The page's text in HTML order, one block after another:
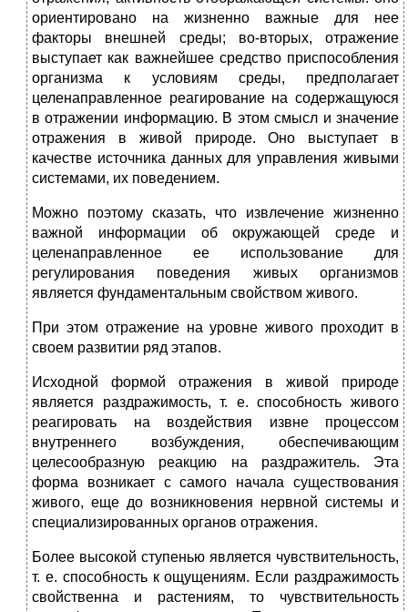
ориентировано на жизненно важные для нее
факторы внешней среды; во-вторых, отражение
выступает как важнейшее средство приспособления
организма к условиям среды, предполагает
целенаправленное реагирование на содержащуюся
в отражении информацию. В этом смысл и значение
отражения в живой природе. Оно выступает в
качестве источника данных для управления живыми
системами, их поведением.
Можно поэтому сказать, что извлечение жизненно
важной информации об окружающей среде и
целенаправленное ее использование для
регулирования поведения живых организмов
является фундаментальным свойством живого.
При этом отражение на уровне живого проходит в
своем развитии ряд этапов.
Исходной формой отражения в живой природе
является раздражимость, т. е. способность живого
реагировать на воздействия извне процессом
внутреннего возбуждения, обеспечивающим
целесообразную реакцию на раздражитель. Эта
форма возникает с самого начала существования
живого, еще до возникновения нервной системы и
специализированных органов отражения.
Более высокой ступенью является чувствительность,
т. е. способность к ощущениям. Если раздражимость
свойственна и растениям, то чувствительность